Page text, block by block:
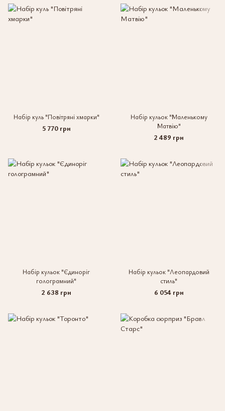
Набір куль "Повітряні хмарки"
5 770 грн
Набір кульок "Маленькому
Матвію"
2 489 грн
Набір кульок "Єдиноріг
голограмний"
2 638 грн
Набір кульок "Леопардовий
стиль"
6 054 грн